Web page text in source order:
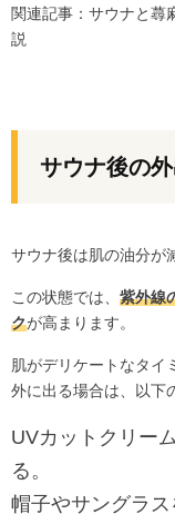
関連記事： サウナと蕁
説
サウナ後の
サウナ後は肌の油分が
この状態では、 紫外線
クが高まります。
肌がデリケートなタイ
外に出る場合は、以下
UVカットクリー
る。
帽子やサングラス